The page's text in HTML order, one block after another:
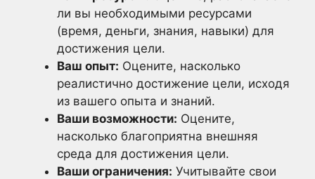
ли вы необходимыми ресурсами
(время, деньги, знания, навыки) для
достижения цели.
Ваш опыт: Оцените, насколько
реалистично достижение цели, исходя
из вашего опыта и знаний.
Ваши возможности: Оцените,
насколько благоприятна внешняя
среда для достижения цели.
Ваши ограничения: Учитывайте свои